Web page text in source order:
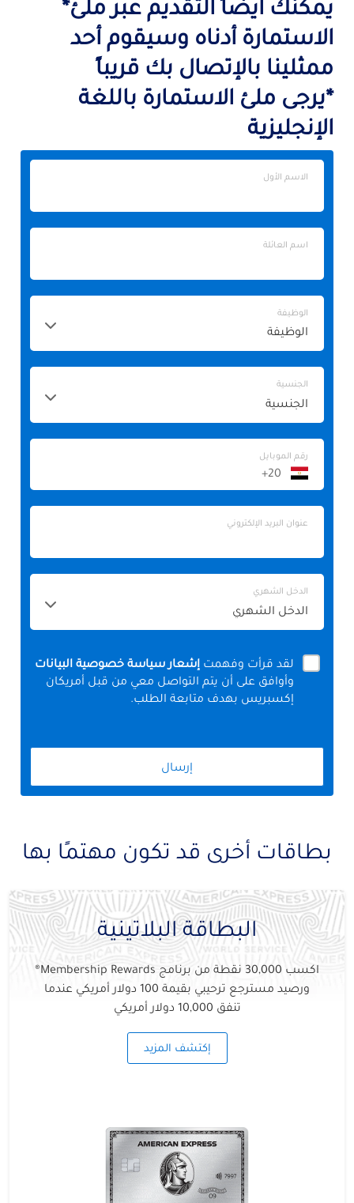
يمكنك أيضاً التقديم عبر ملئ*
الاستمارة أدناه وسيقوم أحد
ممثلينا بالإتصال بك قريباً
*يرجى ملئ الاستمارة باللغة
الإنجليزية
الاسم
الاسم الأول
اسم
اسم العائلة
الوظيفة
الوظيفة
الجنسية
الجنسية
رقم الموبايل
+20
عنوان
البريد
عنوان
الإلكتروني
عنوان البريد الإلكتروني
الدخل
الشهري
الدخل الشهري
لقد قرأت وفهمت إشعار سياسة خصوصية البيانات
وأوافق على أن يتم التواصل معي من قبل أمريكان
إكسبريس بهدف متابعة الطلب.
إرسال
بطاقات أخرى قد تكون مهتمًا بها
البطاقة البلاتينية
اكسب 30,000 نقطة من برنامج Membership Rewards®
ورصيد مسترجع ترحيبي بقيمة 100 دولار أمريكي عندما
تنفق 10,000 دولار أمريكي
إكتشف المزيد